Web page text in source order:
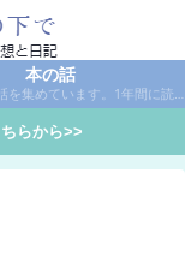
本の話
本にまつわる話を集めています。1年間に読んだ本の総括や、本に関する話題など。
らから>>